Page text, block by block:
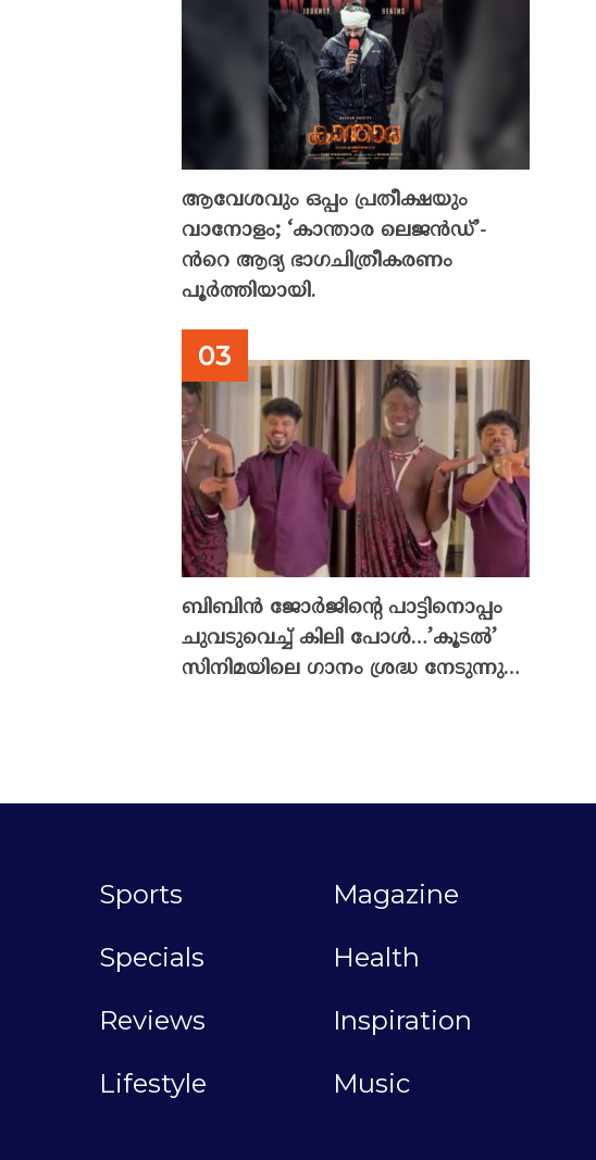
ആവേശവും ഒപ്പം പ്രതീക്ഷയും
വാനോളം; ‘കാന്താര ലെജൻഡ്’-
ൻറെ ആദ്യ ഭാഗചിത്രീകരണം
പൂർത്തിയായി.
ബിബിൻ ജോർജിന്റെ പാട്ടിനൊപ്പം
ചുവടുവെച്ച് കിലി പോൾ…’കൂടൽ’
സിനിമയിലെ ഗാനം ശ്രദ്ധ നേടുന്നു…
Sports
Magazine
Specials
Health
Reviews
Inspiration
Lifestyle Music